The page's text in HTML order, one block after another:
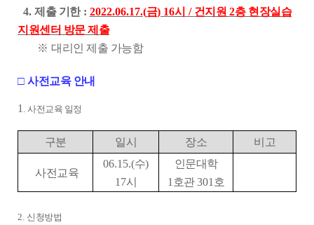
4. 제출 기한 : 2022.06.17.(금) 16시 / 건지원 2층 현장실습
지원센터 방문 제출
※ 대리인 제출 가능함
□ 사전교육 안내
1 . 사전교육 일정
구분 일시 장소 비고
사전교육
06.15.(수)
17시
인문대학
1 호관301 호
2. 신청방법